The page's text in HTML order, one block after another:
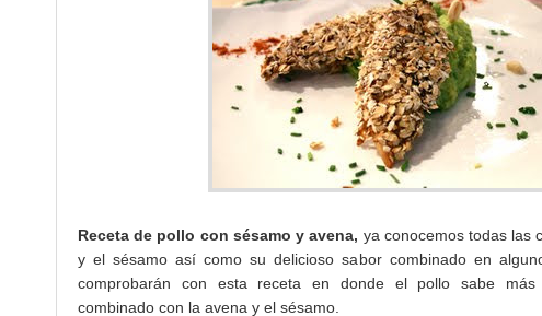
Receta de pollo con sésamo y avena, ya conocemos todas las
y el sésamo así como su delicioso sabor combinado en
comprobarán con esta receta en donde el pollo sabe más
combinado con la avena y el sésamo.